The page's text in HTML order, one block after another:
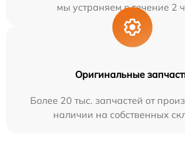
мы устраняем в течение 2
Оригинальные
Более 20 тыс. запчастей от
наличии на собственных